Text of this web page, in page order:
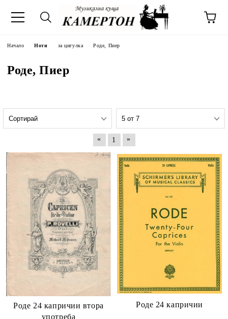
Начало Ноти за цигулка Роде, Пиер
Роде, Пиер
« 1 »
Родe 24 капричии втора
употреба
Родe 24 капричии